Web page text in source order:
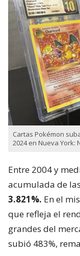
Cartas Pokémon
2024 en Nueva York:
Entre 2004 y
acumulada de
3.821%. En el
que refleja el
grandes del
subió 483%,